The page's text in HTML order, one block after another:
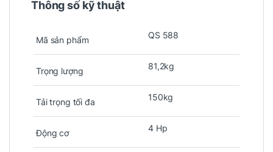
Thông số kỹ thuật
Mã sản phẩm QS 588
Trọng lượng 81,2kg
Tải trọng tối đa 150kg
Động cơ 4 Hp